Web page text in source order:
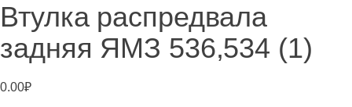
Втулка распредвала
задняя ЯМЗ 536,534 (1)
0.00₽